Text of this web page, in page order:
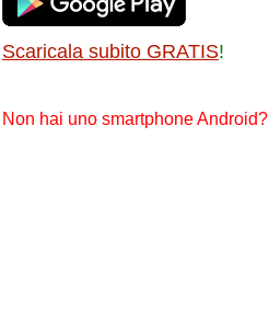
Scaricala subito GRATIS!
Non hai uno smartphone Android?